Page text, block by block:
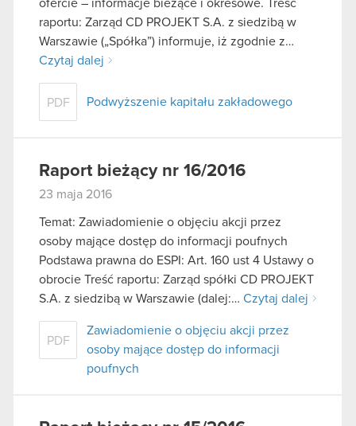
ofercie – informacje bieżące i okresowe. Treść
raportu: Zarząd CD PROJEKT S.A. z siedzibą w
Warszawie („Spółka”) informuje, iż zgodnie z…
Czytaj dalej
PDF Podwyższenie kapitału zakładowego
Raport bieżący nr 16/2016
23 maja 2016
Temat: Zawiadomienie o objęciu akcji przez
osoby mające dostęp do informacji poufnych
Podstawa prawna do ESPI: Art. 160 ust 4 Ustawy o
obrocie Treść raportu: Zarząd spółki CD PROJEKT
S.A. z siedzibą w Warszawie (dalej:… Czytaj dalej
PDF
Zawiadomienie o objęciu akcji przez
osoby mające dostęp do informacji
poufnych